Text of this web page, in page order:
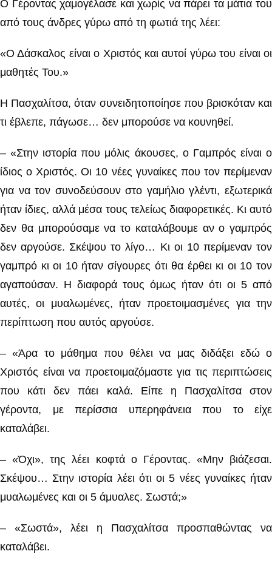
Ο Γέροντας χαμογέλασε και χωρίς να πάρει τα μάτια του
από τους άνδρες γύρω από τη φωτιά της λέει:
«Ο Δάσκαλος είναι ο Χριστός και αυτοί γύρω του είναι οι
μαθητές Του.»
Η Πασχαλίτσα, όταν συνειδητοποίησε που βρισκόταν και
τι έβλεπε, πάγωσε… δεν μπορούσε να κουνηθεί.
– «Στην ιστορία που μόλις άκουσες, ο Γαμπρός είναι ο
ίδιος ο Χριστός. Οι 10 νέες γυναίκες που τον περίμεναν
για να τον συνοδεύσουν στο γαμήλιο γλέντι, εξωτερικά
ήταν ίδιες, αλλά μέσα τους τελείως διαφορετικές. Κι αυτό
δεν θα μπορούσαμε να το καταλάβουμε αν ο γαμπρός
δεν αργούσε. Σκέψου το λίγο… Κι οι 10 περίμεναν τον
γαμπρό κι οι 10 ήταν σίγουρες ότι θα έρθει κι οι 10 τον
αγαπούσαν. Η διαφορά τους όμως ήταν ότι οι 5 από
αυτές, οι μυαλωμένες, ήταν προετοιμασμένες για την
περίπτωση που αυτός αργούσε.
– «Άρα το μάθημα που θέλει να μας διδάξει εδώ ο
Χριστός είναι να προετοιμαζόμαστε για τις περιπτώσεις
που κάτι δεν πάει καλά. Είπε η Πασχαλίτσα στον
γέροντα, με περίσσια υπερηφάνεια που το είχε
καταλάβει.
– «Όχι», της λέει κοφτά ο Γέροντας. «Μην βιάζεσαι.
Σκέψου… Στην ιστορία λέει ότι οι 5 νέες γυναίκες ήταν
μυαλωμένες και οι 5 άμυαλες. Σωστά;»
– «Σωστά», λέει η Πασχαλίτσα προσπαθώντας να
καταλάβει.